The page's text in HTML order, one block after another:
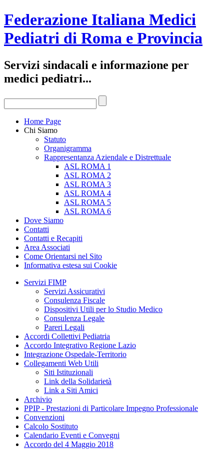
Federazione Italiana Medici
Pediatri di Roma e Provincia
Servizi sindacali e informazione per
medici pediatri...
Home Page
Chi Siamo
Statuto
Organigramma
Rappresentanza Aziendale e Distrettuale
ASL ROMA 1
ASL ROMA 2
ASL ROMA 3
ASL ROMA 4
ASL ROMA 5
ASL ROMA 6
Dove Siamo
Contatti
Contatti e Recapiti
Area Associati
Come Orientarsi nel Sito
Informativa estesa sui Cookie
Servizi FIMP
Servizi Assicurativi
Consulenza Fiscale
Dispositivi Utili per lo Studio Medico
Consulenza Legale
Pareri Legali
Accordi Collettivi Pediatria
Accordo Integrativo Regione Lazio
Integrazione Ospedale-Territorio
Collegamenti Web Utili
Siti Istituzionali
Link della Solidarietà
Link a Siti Amici
Archivio
PPIP - Prestazioni di Particolare Impegno Professionale
Convenzioni
Calcolo Sostituto
Calendario Eventi e Convegni
Accordo del 4 Maggio 2018